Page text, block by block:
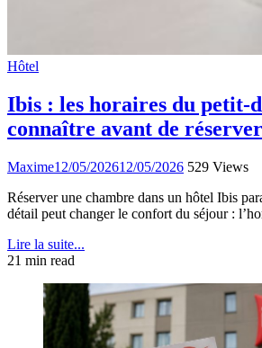
Hôtel
Ibis : les horaires du petit-
connaître avant de
Maxime12/05/202612/05/2026 529 Views
Réserver une chambre dans un hôtel Ibis
détail peut changer le confort du séjour :
Lire la suite...
21 min read